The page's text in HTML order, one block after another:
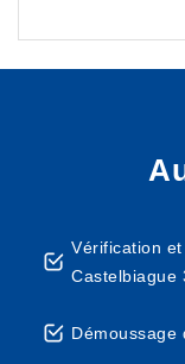
Vérification
Castelbiague
Démoussage